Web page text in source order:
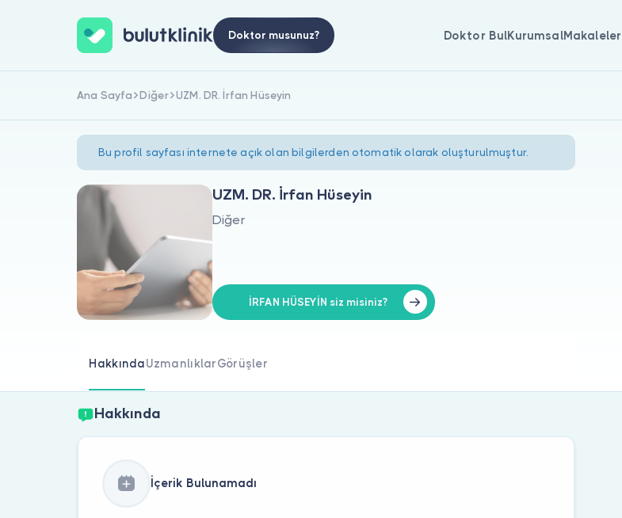
Doktor musunuz? Doktor BulKurumsalMakaleler
Ana Sayfa Diğer UZM. DR. İrfan Hüseyin
Bu profil sayfası internete açık olan bilgilerden otomatik olarak oluşturulmuştur.
UZM. DR. İrfan Hüseyin
Diğer
İRFAN HÜSEYİN siz misiniz?
HakkındaUzmanlıklarGörüşler
Hakkında
İçerik Bulunamadı